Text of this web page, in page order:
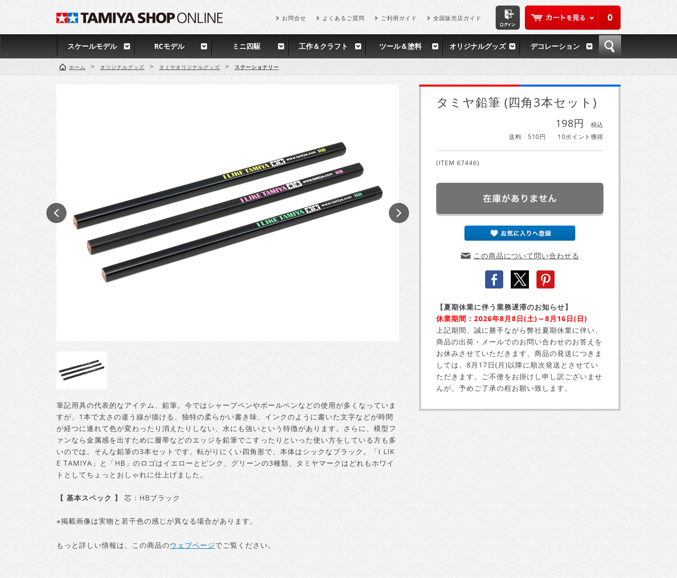
0
お問合せ よくあるご質問 ご利用ガイド 全国販売店ガイド
スケールモデル RCモデル ミニ四駆 工作＆クラフト ツール＆塗料 オリジナルグッズ デコレーション
ホーム > オリジナルグッズ > タミヤオリジナルグッズ > ステーショナリー
筆記用具の代表的なアイテム、鉛筆。今ではシャープペンやボールペンなどの使用が多くなっていま
すが、1本で太さの違う線が描ける、独特の柔らかい書き味、インクのように書いた文字などが時間
が経つに連れて色が変わったり消えたりしない、水にも強いという特徴があります。さらに、模型フ
ァンなら金属感を出すために履帯などのエッジを鉛筆でこすったりといった使い方をしている方も多
いのでは。そんな鉛筆の3本セットです。転がりにくい四角形で、本体はシックなブラック。「I LIK
E TAMIYA」と「HB」のロゴはイエローとピンク、グリーンの3種類、タミヤマークはどれもホワイ
トとしてちょっとおしゃれに仕上げました。
【 基本スペック 】 芯：HBブラック
※掲載画像は実物と若干色の感じが異なる場合があります。
もっと詳しい情報は、この商品のウェブページでご覧ください。
タミヤ鉛筆 (四角3本セット)
198円
税込
送料 510円
10ポイント獲得
(ITEM 67446)
この商品について問い合わせる
【夏期休業に伴う業務遅滞のお知らせ】
休業期間：2026年8月8日(土)～8月16日(日)
上記期間、誠に勝手ながら弊社夏期休業に伴い、
商品の出荷・メールでのお問い合わせのお答えを
お休みさせていただきます。商品の発送につきま
しては、8月17日(月)以降に順次発送とさせてい
ただきます。ご不便をお掛けし申し訳ございませ
んが、予めご了承の程お願い致します。